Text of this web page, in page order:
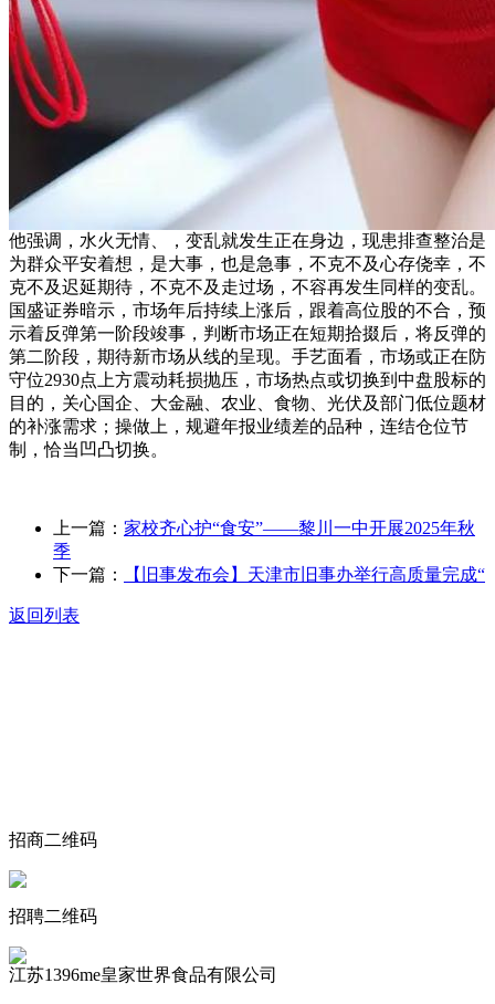
他强调，水火无情、，变乱就发生正在身边，现患排查整治是
为群众平安着想，是大事，也是急事，不克不及心存侥幸，不
克不及迟延期待，不克不及走过场，不容再发生同样的变乱。
国盛证券暗示，市场年后持续上涨后，跟着高位股的不合，预
示着反弹第一阶段竣事，判断市场正在短期拾掇后，将反弹的
第二阶段，期待新市场从线的呈现。手艺面看，市场或正在防
守位2930点上方震动耗损抛压，市场热点或切换到中盘股标的
目的，关心国企、大金融、农业、食物、光伏及部门低位题材
的补涨需求；操做上，规避年报业绩差的品种，连结仓位节
制，恰当凹凸切换。
上一篇： 家校齐心护“食安”——黎川一中开展2025年秋
季
下一篇：
【旧事发布会】天津市旧事办举行高质量完成“
返回列表
招商二维码
招聘二维码
江苏1396me皇家世界食品有限公司